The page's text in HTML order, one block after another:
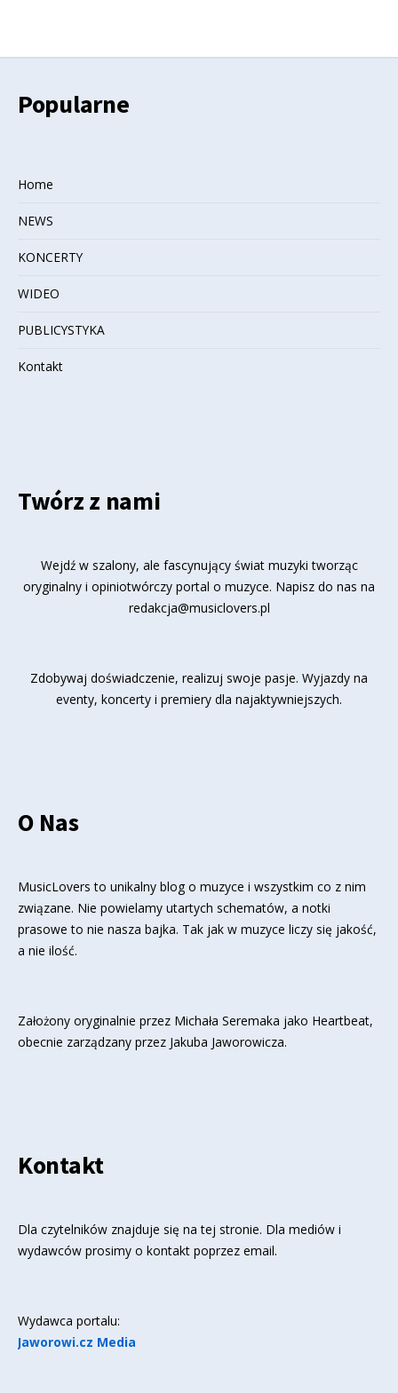
Popularne
Home
NEWS
KONCERTY
WIDEO
PUBLICYSTYKA
Kontakt
Twórz z nami
Wejdź w szalony, ale fascynujący świat muzyki tworząc
oryginalny i opiniotwórczy portal o muzyce. Napisz do nas na
redakcja@musiclovers.pl
Zdobywaj doświadczenie, realizuj swoje pasje. Wyjazdy na
eventy, koncerty i premiery dla najaktywniejszych.
O Nas
MusicLovers to unikalny blog o muzyce i wszystkim co z nim
związane. Nie powielamy utartych schematów, a notki
prasowe to nie nasza bajka. Tak jak w muzyce liczy się jakość,
a nie ilość.
Założony oryginalnie przez Michała Seremaka jako Heartbeat,
obecnie zarządzany przez Jakuba Jaworowicza.
Kontakt
Dla czytelników znajduje się na tej stronie. Dla mediów i
wydawców prosimy o kontakt poprzez email.
Wydawca portalu:
Jaworowi.cz Media